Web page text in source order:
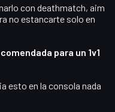
con deathmatch, aim
no estancarte solo en
para un 1v1
esto en la consola nada